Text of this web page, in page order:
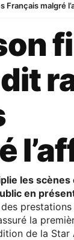
Français malgré
les scènes
en
la
de la Star